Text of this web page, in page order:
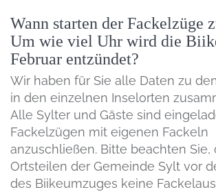
Wann starten der Fackelzüge
Um wie viel Uhr wird die
Februar entzündet?
Wir haben für Sie alle Daten zu
in den einzelnen Inselorten
Alle Sylter und Gäste sind
Fackelzügen mit eigenen Fackeln
anzuschließen. Bitte beachten Sie,
Ortsteilen der Gemeinde Sylt vor
des Biikeumzuges keine